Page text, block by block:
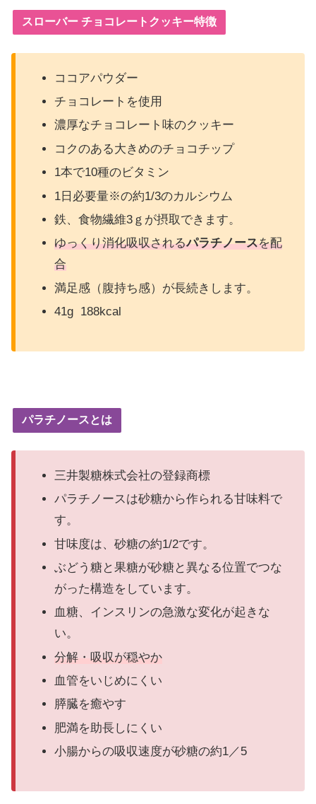
スローバー チョコレートクッキー特徴
ココアパウダー
チョコレートを使用
濃厚なチョコレート味のクッキー
コクのある大きめのチョコチップ
1本で10種のビタミン
1日必要量※の約1/3のカルシウム
鉄、食物繊維3ｇが摂取できます。
ゆっくり消化吸収されるパラチノースを配
合
満足感（腹持ち感）が長続きします。
41g 188kcal
パラチノースとは
三井製糖株式会社の登録商標
パラチノースは砂糖から作られる甘味料で
す。
甘味度は、砂糖の約1/2です。
ぶどう糖と果糖が砂糖と異なる位置でつな
がった構造をしています。
血糖、インスリンの急激な変化が起きな
い。
分解・吸収が穏やか
血管をいじめにくい
膵臓を癒やす
肥満を助長しにくい
小腸からの吸収速度が砂糖の約1／5